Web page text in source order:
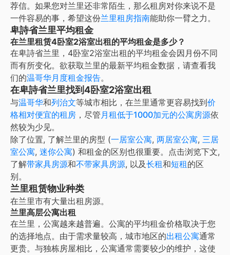
荐信。如果您对兰里还非常陌生，那么租房对你来说不是
一件容易的事，希望这份兰里租房指南能助你一臂之力。
卑詩省兰里平均租金
在兰里租赁4卧室2浴室出租的平均租金是多少？
在卑詩省兰里 ， 4卧室2浴室出租的平均租金会因月份不同
而有所变化。欲获取兰里的最新平均租金数据，请查看我
们的温哥华月度租金报告。
在卑詩省兰里找到4卧室2浴室出租
与温哥华和列治文等城市相比，在兰里通常更容易找到价
格相对便宜的租房 ，尽管月租低于1000加元的公寓房源依
然较为少见。
除了位置, 了解兰里的房型 (一居室公寓, 两居室公寓, 三居
室公寓, 迷你公寓) 和租金的区别也很重要。点击浏览下文,
了解带家具房源和不带家具房源, 以及长租和短租的区
别。
兰里租赁物业种类
在兰里市有大量出租房源。
兰里高层公寓出租
在兰里 ，公寓越来越普遍。公寓的平均租金价格取决于您
的选择地点。由于需求量较高，城市地区的出租公寓通常
更贵。与独栋房屋相比，公寓通常需要较少的维护，这使